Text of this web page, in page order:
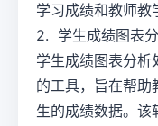
学习成绩和教师教
2. 学生成绩图表
学生成绩图表分析
的工具，旨在帮助
生的成绩数据。该